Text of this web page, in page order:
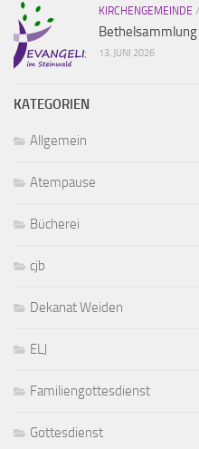
KIRCHENGEMEINDE /
13. JUNI 2026
KATEGORIEN
Allgemein
Atempause
Bücherei
cjb
Dekanat Weiden
ELJ
Familiengottesdienst
Gottesdienst